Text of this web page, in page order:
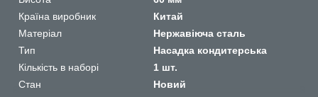
Країна виробник
Китай
Матеріал
Нержавіюча сталь
Тип
Насадка кондитерська
Кількість в наборі
1 шт.
Стан
Новий